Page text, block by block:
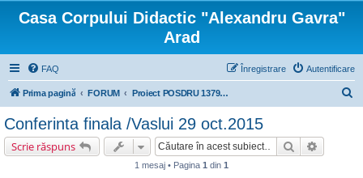
Casa Corpului Didactic "Alexandru Gavra"
Arad
FAQ Autentificare
Înregistrare
Prima pagină FORUM Proiect POSDRU 137974 "COMPETITIVITATE ŞI CALITATE ÎN CARIERA DIDACTICĂ"
Conferinta finala /Vaslui 29 oct.2015
Scrie răspuns Căutare
1 mesaj • Pagina 1 din 1